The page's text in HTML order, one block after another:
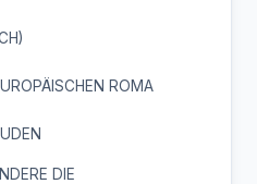
ROMA
DIE